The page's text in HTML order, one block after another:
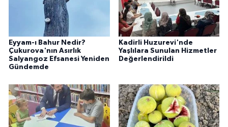
Eyyam-ı Bahur Nedir?
Çukurova'nın Asırlık
Salyangoz Efsanesi Yeniden
Gündemde
Kadirli Huzurevi'nde
Yaşlılara Sunulan Hizmetler
Değerlendirildi